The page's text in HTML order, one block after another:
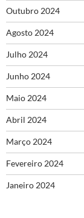
Outubro 2024
Agosto 2024
Julho 2024
Junho 2024
Maio 2024
Abril 2024
Março 2024
Fevereiro 2024
Janeiro 2024